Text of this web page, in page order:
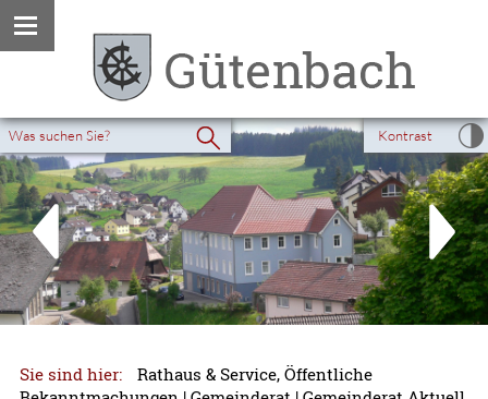
Kontrast
Sie sind hier:
Rathaus & Service, Öffentliche